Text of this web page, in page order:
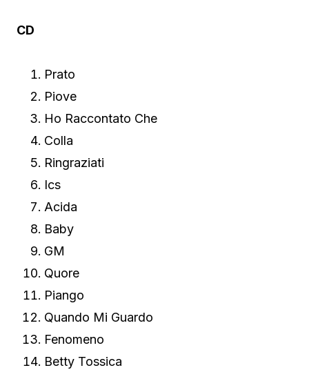
CD
Prato
Piove
Ho Raccontato Che
Colla
Ringraziati
Ics
Acida
Baby
GM
Quore
Piango
Quando Mi Guardo
Fenomeno
Betty Tossica